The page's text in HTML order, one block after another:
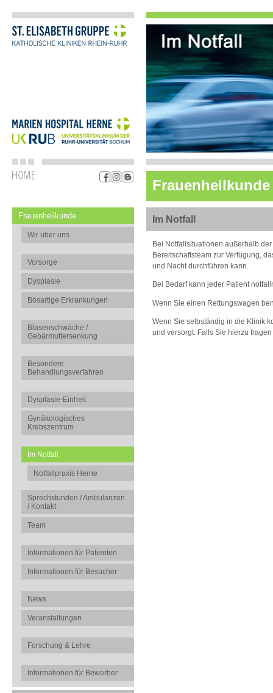
Frauenheilkunde
Frauenheilkunde
Wir über uns
Vorsorge
Dysplasie
Bösartige Erkrankungen
Blasenschwäche /
Gebärmuttersenkung
Besondere
Behandlungsverfahren
Dysplasie-Einheit
Gynäkologisches
Krebszentrum
Im Notfall
Notfallpraxis Herne
Sprechstunden / Ambulanzen
/ Kontakt
Team
Informationen für Patienten
Informationen für Besucher
News
Veranstaltungen
Forschung & Lehre
Informationen für Bewerber
Im Notfall
Bei Notfallsituationen außerhalb
Bereitschaftsteam zur Verfügung,
und Nacht durchführen kann.
Bei Bedarf kann jeder Patient
Wenn Sie einen Rettungswagen
Wenn Sie selbständig in die Klinik
und versorgt. Falls Sie hierzu